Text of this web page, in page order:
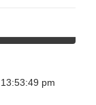
pm